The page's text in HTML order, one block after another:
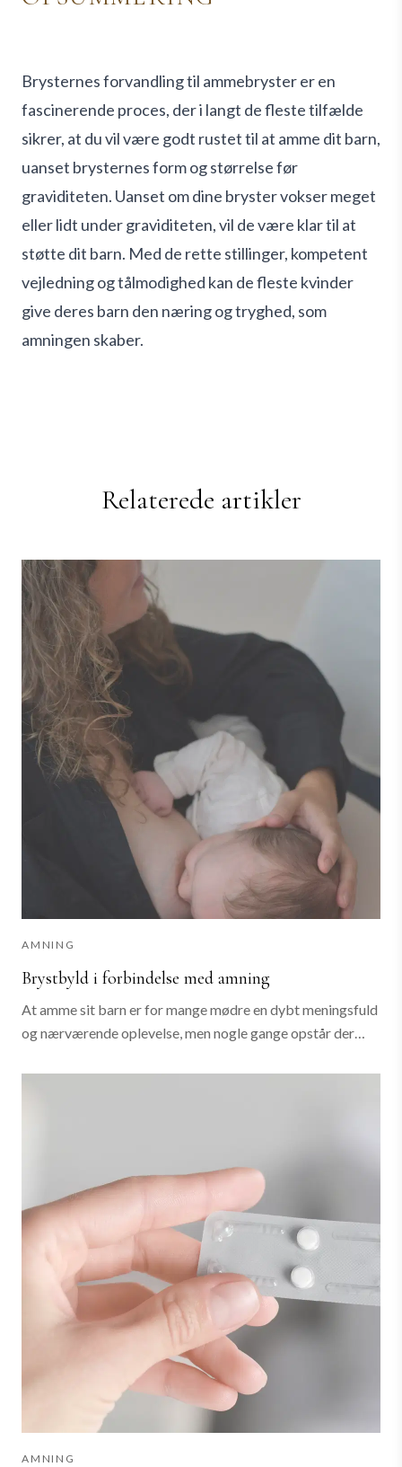
Brysternes forvandling til ammebryster er en
fascinerende proces, der i langt de fleste tilfælde
sikrer, at du vil være godt rustet til at amme dit barn,
uanset brysternes form og størrelse før
graviditeten. Uanset om dine bryster vokser meget
eller lidt under graviditeten, vil de være klar til at
støtte dit barn. Med de rette stillinger, kompetent
vejledning og tålmodighed kan de fleste kvinder
give deres barn den næring og tryghed, som
amningen skaber.
Relaterede artikler
AMNING
Brystbyld i forbindelse med amning
At amme sit barn er for mange mødre en dybt meningsfuld
og nærværende oplevelse, men nogle gange opstår der
AMNING